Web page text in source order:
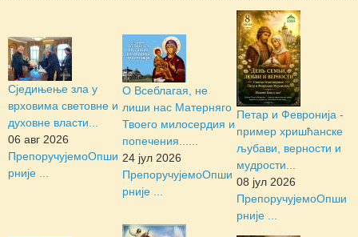
Сједињење зла у
врховима световне и
духовне власти...
06 авг 2026
ПрепоручујемоОпши
рније ...
О Всеблагая, не
лиши нас Матерняго
Твоего милосердия и
попечения......
24 јул 2026
ПрепоручујемоОпши
рније ...
Петар и Февронија -
пример хришћанске
љубави, верности и
мудрости...
08 јул 2026
ПрепоручујемоОпши
рније ...